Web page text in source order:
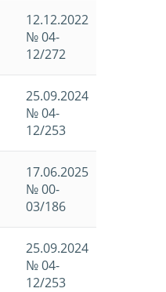
12.12.2022
№ 04-
12/272
25.09.2024
№ 04-
12/253
17.06.2025
№ 00-
03/186
25.09.2024
№ 04-
12/253